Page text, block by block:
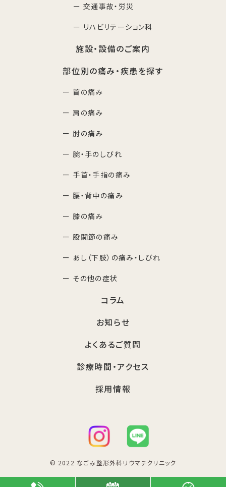
ー 交通事故・労災
ー リハビリテーション科
施設・設備のご案内
部位別の痛み・疾患を探す
ー 首の痛み
ー 肩の痛み
ー 肘の痛み
ー 腕・手のしびれ
ー 手首・手指の痛み
ー 腰・背中の痛み
ー 膝の痛み
ー 股関節の痛み
ー あし（下肢）の痛み・しびれ
ー その他の症状
コラム
お知らせ
よくあるご質問
診療時間・アクセス
採用情報
© 2022 なごみ整形外科リウマチクリニック